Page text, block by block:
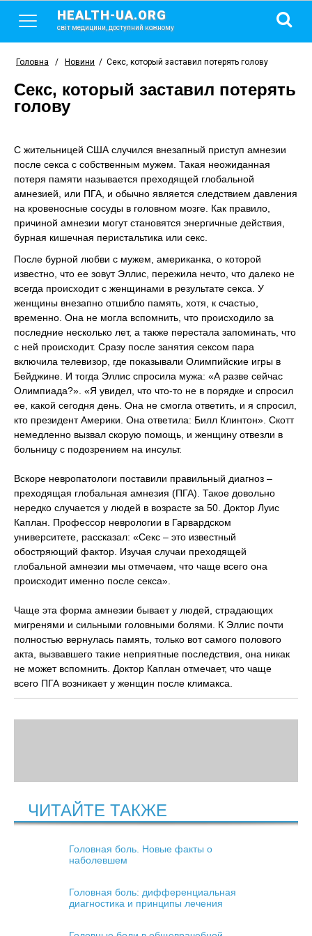
HEALTH-UA.ORG
світ медицини, доступний кожному
Головна / Новини / Секс, который заставил потерять голову
Секс, который заставил потерять
голову
С жительницей США случился внезапный приступ амнезии
после секса с собственным мужем. Такая неожиданная
потеря памяти называется преходящей глобальной
амнезией, или ПГА, и обычно является следствием давления
на кровеносные сосуды в головном мозге. Как правило,
причиной амнезии могут становятся энергичные действия,
бурная кишечная перистальтика или секс.
После бурной любви с мужем, американка, о которой
известно, что ее зовут Эллис, пережила нечто, что далеко не
всегда происходит с женщинами в результате секса. У
женщины внезапно отшибло память, хотя, к счастью,
временно. Она не могла вспомнить, что происходило за
последние несколько лет, а также перестала запоминать, что
с ней происходит. Сразу после занятия сексом пара
включила телевизор, где показывали Олимпийские игры в
Бейджине. И тогда Эллис спросила мужа: «А разве сейчас
Олимпиада?». «Я увидел, что что-то не в порядке и спросил
ее, какой сегодня день. Она не смогла ответить, и я спросил,
кто президент Америки. Она ответила: Билл Клинтон». Скотт
немедленно вызвал скорую помощь, и женщину отвезли в
больницу с подозрением на инсульт.
Вскоре невропатологи поставили правильный диагноз –
преходящая глобальная амнезия (ПГА). Такое довольно
нередко случается у людей в возрасте за 50. Доктор Луис
Каплан. Профессор неврологии в Гарвардском
университете, рассказал: «Секс – это известный
обостряющий фактор. Изучая случаи преходящей
глобальной амнезии мы отмечаем, что чаще всего она
происходит именно после секса».
Чаще эта форма амнезии бывает у людей, страдающих
мигренями и сильными головными болями. К Эллис почти
полностью вернулась память, только вот самого полового
акта, вызвавшего такие неприятные последствия, она никак
не может вспомнить. Доктор Каплан отмечает, что чаще
всего ПГА возникает у женщин после климакса.
ЧИТАЙТЕ ТАКЖЕ
Головная боль. Новые факты о
наболевшем
Головная боль: дифференциальная
диагностика и принципы лечения